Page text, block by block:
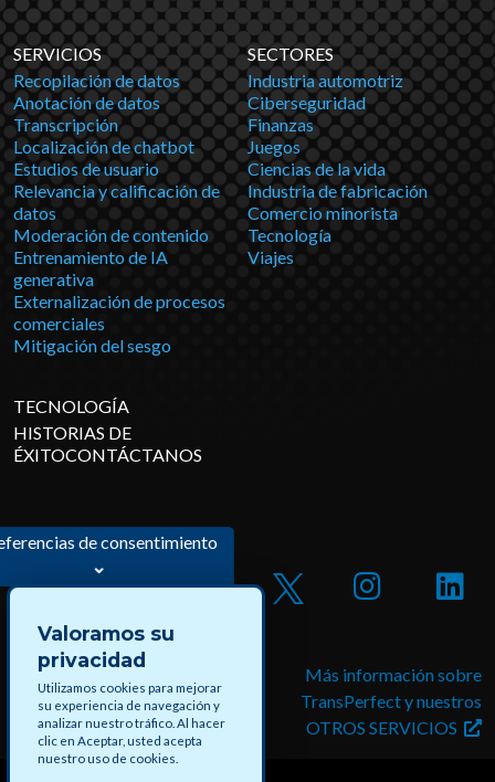
SERVICIOS
Recopilación de datos
Anotación de datos
Transcripción
Localización de chatbot
Estudios de usuario
Relevancia y calificación de
datos
Moderación de contenido
Entrenamiento de IA
generativa
Externalización de procesos
comerciales
Mitigación del sesgo
SECTORES
Industria automotriz
Ciberseguridad
Finanzas
Juegos
Ciencias de la vida
Industria de fabricación
Comercio minorista
Tecnología
Viajes
TECNOLOGÍA
HISTORIAS DE
ÉXITOCONTÁCTANOS
Postúlese a trabajos y
proyectos pagos en
DataForce
Más información sobre
TransPerfect y nuestros
OTROS SERVICIOS
de consentimiento
Valoramos su
privacidad
Utilizamos cookies para mejorar
su experiencia de navegación y
analizar nuestro tráfico. Al hacer
clic en Aceptar, usted acepta
nuestro uso de cookies.